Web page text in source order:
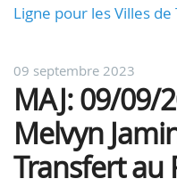
Ligne pour les Villes de
09 septembre 2023
MAJ: 09/09/
Melvyn
Transfert au